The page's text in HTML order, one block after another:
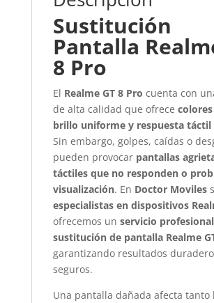
Sustitución
Pantalla
8 Pro
El Realme GT 8 Pro cuenta con
de alta calidad que ofrece
brillo uniforme y respuesta táctil
Sin embargo, golpes, caídas o
pueden provocar pantallas
táctiles que no responden o
visualización. En Doctor Moviles
especialistas en dispositivos
ofrecemos un servicio
sustitución de pantalla Realme
garantizando resultados
seguros.
Una pantalla dañada afecta tanto